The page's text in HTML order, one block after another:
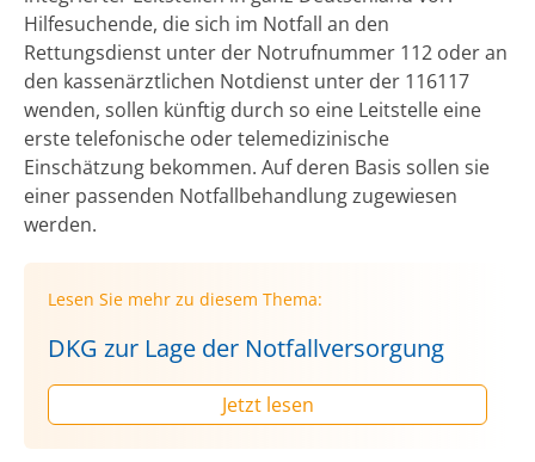
Hilfesuchende, die sich im Notfall an den
Rettungsdienst unter der Notrufnummer 112 oder an
den kassenärztlichen Notdienst unter der 116117
wenden, sollen künftig durch so eine Leitstelle eine
erste telefonische oder telemedizinische
Einschätzung bekommen. Auf deren Basis sollen sie
einer passenden Notfallbehandlung zugewiesen
werden.
Lesen Sie mehr zu diesem Thema:
DKG zur Lage der Notfallversorgung
Jetzt lesen